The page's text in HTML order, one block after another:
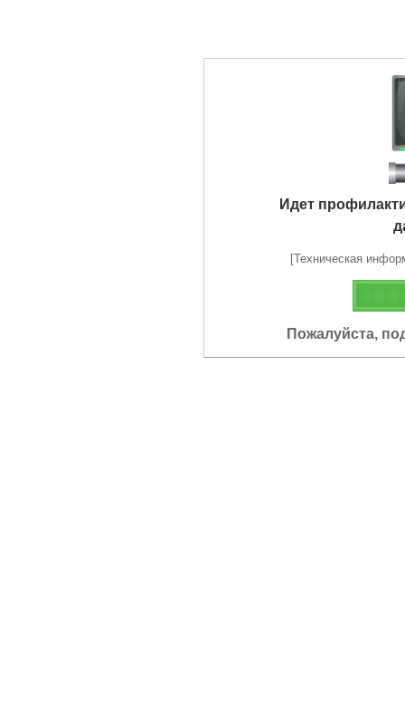
Идет
[Техническая
Пожалуйста,